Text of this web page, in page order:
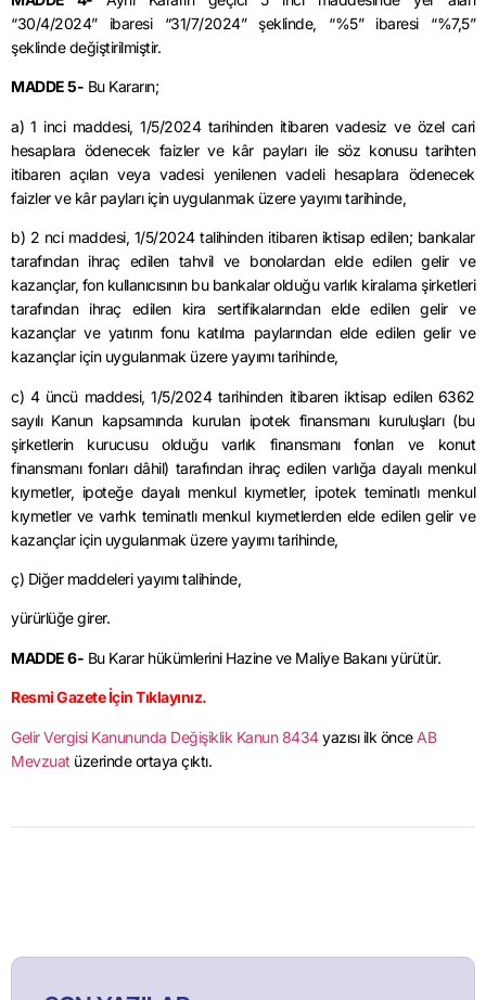
“30/4/2024” ibaresi “31/7/2024” şeklinde, “%5” ibaresi “%7,5”
şeklinde değiştirilmiştir.
MADDE 5- Bu Kararın;
a) 1 inci maddesi, 1/5/2024 tarihinden itibaren vadesiz ve özel cari
hesaplara ödenecek faizler ve kâr payları ile söz konusu tarihten
itibaren açılan veya vadesi yenilenen vadeli hesaplara ödenecek
faizler ve kâr payları için uygulanmak üzere yayımı tarihinde,
b) 2 nci maddesi, 1/5/2024 talihinden itibaren iktisap edilen; bankalar
tarafından ihraç edilen tahvil ve bonolardan elde edilen gelir ve
kazançlar, fon kullanıcısının bu bankalar olduğu varlık kiralama şirketleri
tarafından ihraç edilen kira sertifikalarından elde edilen gelir ve
kazançlar ve yatırım fonu katılma paylarından elde edilen gelir ve
kazançlar için uygulanmak üzere yayımı tarihinde,
c) 4 üncü maddesi, 1/5/2024 tarihinden itibaren iktisap edilen 6362
sayılı Kanun kapsamında kurulan ipotek finansmanı kuruluşları (bu
şirketlerin kurucusu olduğu varlık finansmanı fonları ve konut
finansmanı fonları dâhil) tarafından ihraç edilen varlığa dayalı menkul
kıymetler, ipoteğe dayalı menkul kıymetler, ipotek teminatlı menkul
kıymetler ve varhk teminatlı menkul kıymetlerden elde edilen gelir ve
kazançlar için uygulanmak üzere yayımı tarihinde,
ç) Diğer maddeleri yayımı talihinde,
yürürlüğe girer.
MADDE 6- Bu Karar hükümlerini Hazine ve Maliye Bakanı yürütür.
Resmi Gazete İçin Tıklayınız.
Gelir Vergisi Kanununda Değişiklik Kanun 8434yazısı ilk önce AB
Mevzuat üzerinde ortaya çıktı.